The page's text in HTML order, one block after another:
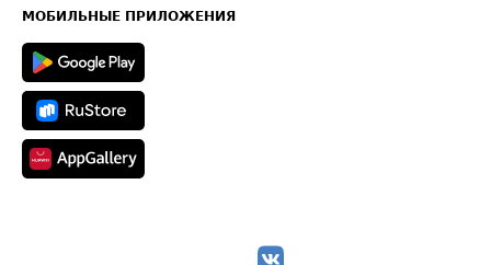
Техническая информация
МОБИЛЬНЫЕ ПРИЛОЖЕНИЯ